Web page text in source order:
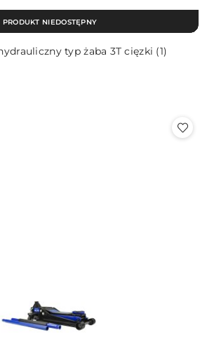
typ żaba 3T cięzki (1)
PRODUKT NIEDOSTĘPNY